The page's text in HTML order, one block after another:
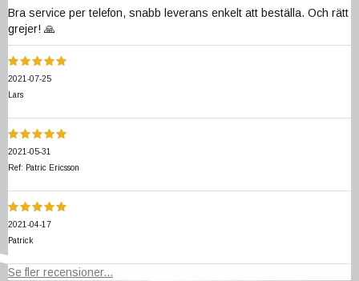
Bra service per telefon, snabb leverans enkelt att beställa. Och rätt
grejer! 🙏
2021-07-25
Lars
2021-05-31
Ref: Patric Ericsson
2021-04-17
Patrick
Se fler recensioner...